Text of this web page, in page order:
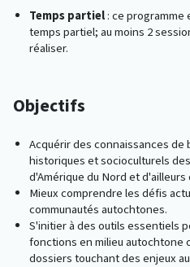
Temps partiel : ce
temps partiel; au moins 2
réaliser.
Objectifs
Acquérir des connaissances de
historiques et socioculturels
d'Amérique du Nord et d'ailleurs
Mieux comprendre les défis
communautés autochtones.
S'initier à des outils essentiels
fonctions en milieu autochtone
dossiers touchant des enjeux